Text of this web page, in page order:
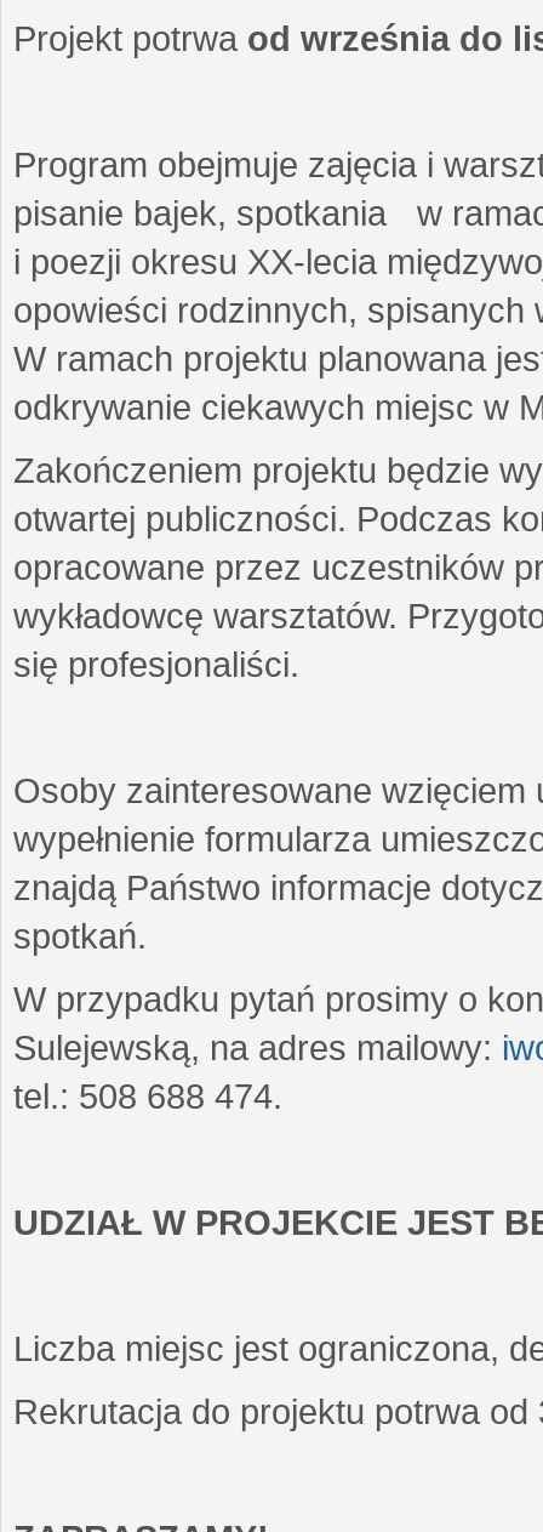
Projekt potrwa od września do
Program obejmuje zajęcia i
pisanie bajek, spotkania w
i poezji okresu XX-lecia
opowieści rodzinnych,
W ramach projektu planowana
odkrywanie ciekawych miejsc w
Zakończeniem projektu będzie
otwartej publiczności. Podczas
opracowane przez uczestników
wykładowcę warsztatów.
się profesjonaliści.
Osoby zainteresowane wzięciem
wypełnienie formularza
znajdą Państwo informacje
spotkań.
W przypadku pytań prosimy o
Sulejewską, na adres mailowy:
tel.: 508 688 474.
UDZIAŁ W PROJEKCIE JEST
Liczba miejsc jest ograniczona,
Rekrutacja do projektu potrwa